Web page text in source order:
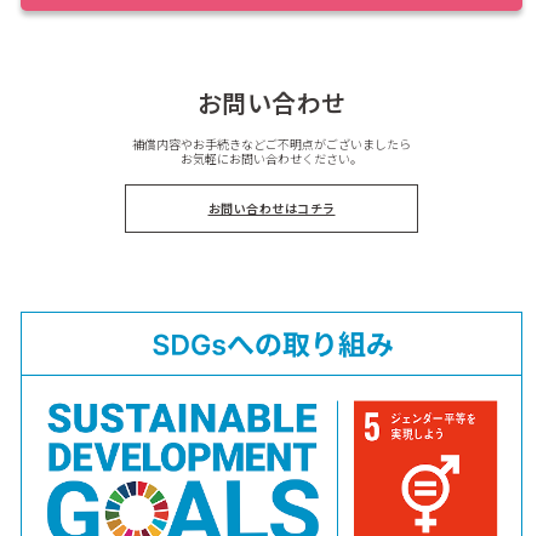
お問い合わせ
補償内容やお手続きなどご不明点がございましたら
お気軽にお問い合わせください。
お問い合わせはコチラ